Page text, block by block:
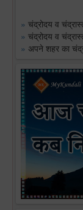
» चंद्रोदय व
» चंद्रोदय व
» अपने शहर का